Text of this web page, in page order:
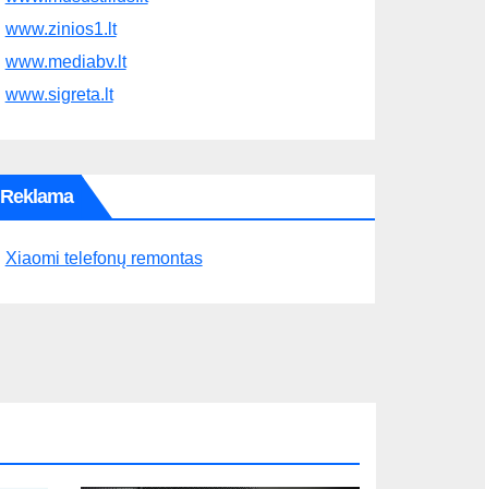
www.zinios1.lt
www.mediabv.lt
www.sigreta.lt
Reklama
Xiaomi telefonų remontas